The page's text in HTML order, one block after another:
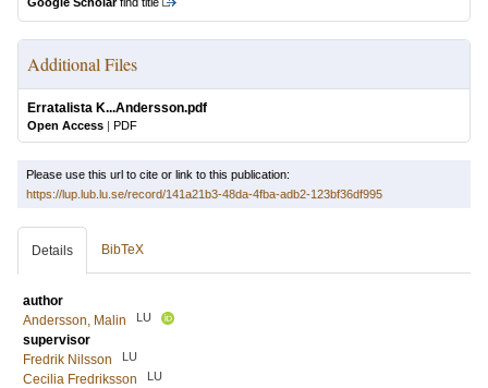
Additional Files
Erratalista K...Andersson.pdf
Open Access | PDF
Please use this url to cite or link to this publication:
https://lup.lub.lu.se/record/141a21b3-48da-4fba-adb2-123bf36df995
Details BibTeX
author
Andersson, Malin
LU
supervisor
Fredrik Nilsson
LU
Cecilia Fredriksson LU